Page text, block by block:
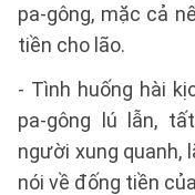
pa-gông, mặc cả
tiền cho lão.
- Tình huống hài
pa-gông lú lẫn,
người xung quanh,
nói về đống tiền